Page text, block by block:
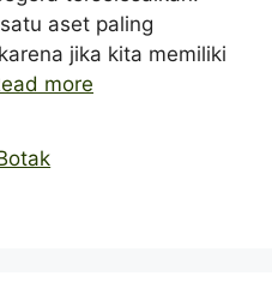
aset paling
jika kita memiliki
more